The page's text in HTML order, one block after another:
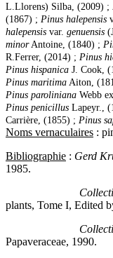
L.Llorens) Silba, (2009) ;
(1867) ; Pinus halepensis
halepensis var. genuensis
minorAntoine, (1840) ;
R.Ferrer, (2014) ; Pinus
Pinus hispanica J. Cook,
Pinus maritima Aiton,
Pinus paroliniana Webb
Pinus penicillus Lapeyr.,
Carrière, (1855) ; Pinus
Noms vernaculaires :
Bibliographie : Gerd
1985.
plants, Tome I, Edited
Papaveraceae, 1990.